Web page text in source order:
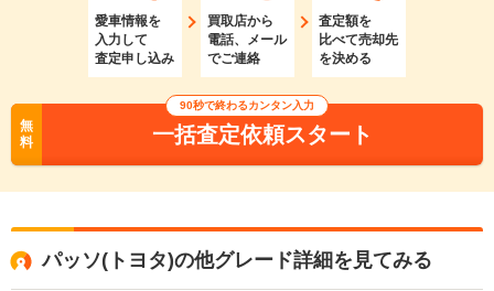
愛車情報を
入力して
査定申し込み
買取店から
電話、メール
でご連絡
査定額を
比べて売却先
を決める
無
料
90秒で終わるカンタン入力
一括査定依頼スタート
パッソ(トヨタ)の他グレード詳細を見てみる